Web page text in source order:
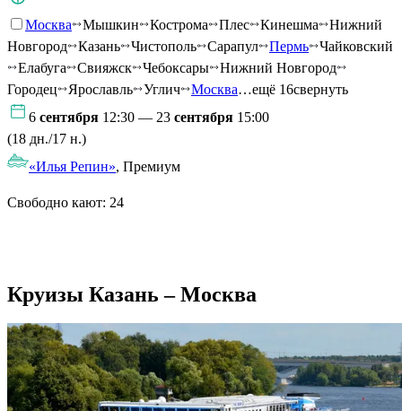
Москва Мышкин Кострома Плес Кинешма
Нижний
Новгород
Казань Чистополь Сарапул Пермь
Чайковский
Елабуга
Свияжск Чебоксары
Нижний Новгород
Городец
Ярославль Углич Москва…ещё 16свернуть
6 сентября 12:30 — 23 сентября 15:00
(18 дн./17 н.)
«Илья Репин», Премиум
Свободно кают: 24
Круизы Казань – Москва